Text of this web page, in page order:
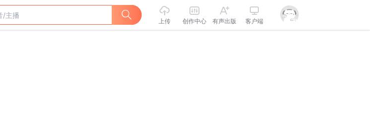
上传 创作中心 有声出版 客户端